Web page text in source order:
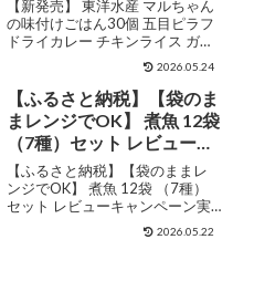
ライス おこわ 赤飯 五目釜
めし 玄米 麦ごはん とり釜
めし レトルトごはん 関東
圏送料無料
【新発売】 東洋水産 マルちゃん
の味付けごはん30個 五目ピラフ
ドライカレー チキンライス ガー
リックライス おこわ 赤飯 五目釜
めし 玄米 麦ごはん とり釜めし レ
トルトごはん 関東圏送料無料 販
売価格¥5,680ショップ名広島屋
ジャン...
2026.05.24
【ふるさと納税】【袋のま
まレンジでOK】 煮魚 12袋
（7種）セット レビューキ
ャンペーン実施中 魚屋の
腕自慢 骨まで食べられる –
さばの味噌煮 トマト煮 醤
油煮 みぞれ煮 ぶり大根 い
【ふるさと納税】【袋のままレ
ンジでOK】 煮魚 12袋 （7種）
セット レビューキャンペーン実
施中 魚屋の腕自慢 骨まで食べら
れる - さばの味噌煮 トマト煮 醤
2026.05.22